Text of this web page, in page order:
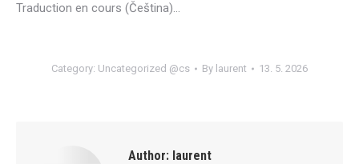
Traduction en cours (Čeština)…
Category: Uncategorized @cs By laurent 13. 5. 2026
Author: laurent